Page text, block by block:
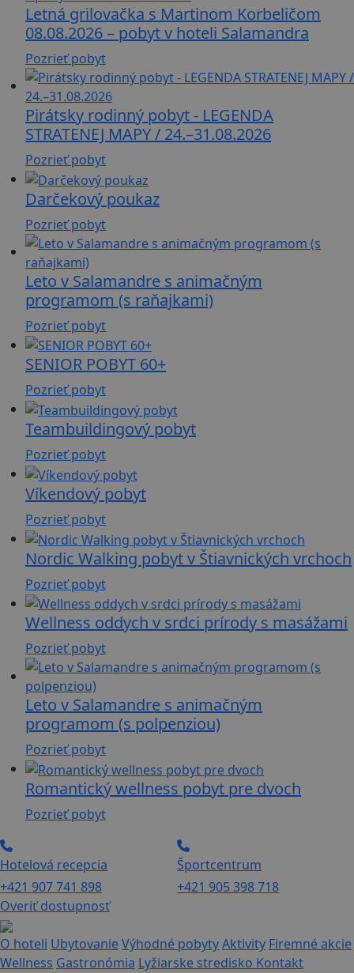
Letná grilovačka s Martinom Korbeličom
08.08.2026 – pobyt v hoteli Salamandra
Pozrieť pobyt
Pirátsky rodinný pobyt - LEGENDA
STRATENEJ MAPY / 24.–31.08.2026
Pozrieť pobyt
Darčekový poukaz
Pozrieť pobyt
Leto v Salamandre s animačným
programom (s raňajkami)
Pozrieť pobyt
SENIOR POBYT 60+
Pozrieť pobyt
Teambuildingový pobyt
Pozrieť pobyt
Víkendový pobyt
Pozrieť pobyt
Nordic Walking pobyt v Štiavnických vrchoch
Pozrieť pobyt
Wellness oddych v srdci prírody s masážami
Pozrieť pobyt
Leto v Salamandre s animačným
programom (s polpenziou)
Pozrieť pobyt
Romantický wellness pobyt pre dvoch
Pozrieť pobyt
Hotelová recepcia
+421 907 741 898
Športcentrum
+421 905 398 718
Overiť dostupnosť
O hoteli UbytovanieVýhodné pobytyAktivity Firemné akcie
Wellness Gastronómia Lyžiarske stredisko Kontakt